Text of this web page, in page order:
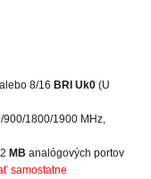
8/16 BRI Uk0 (U
900/1800/1900 MHz,
MB analógových portov
samostatne